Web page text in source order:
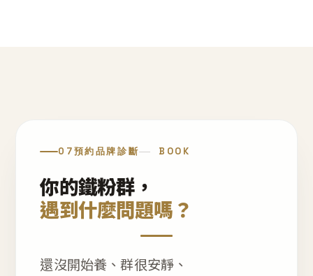
07預約品牌診斷 BOOK
你的鐵粉群，
遇到什麼問題嗎？
還沒開始養、群很安靜、